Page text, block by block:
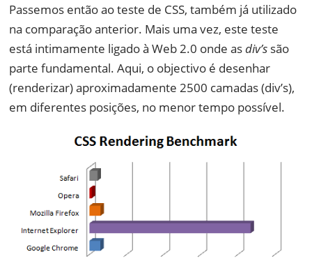
Passemos então ao teste de CSS, também já utilizado
na comparação anterior. Mais uma vez, este teste
está intimamente ligado à Web 2.0 onde asdiv’s são
parte fundamental. Aqui, o objectivo é desenhar
(renderizar) aproximadamente 2500 camadas (div’s),
em diferentes posições, no menor tempo possível.